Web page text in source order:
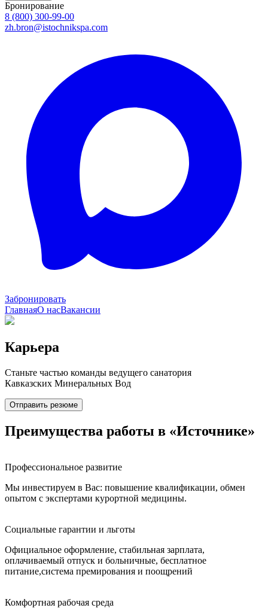
Бронирование
8 (800) 300-99-00
zh.bron@istochnikspa.com
Забронировать
ГлавнаяО насВакансии
Карьера
Станьте частью команды ведущего санатория
Кавказских Минеральных Вод
Отправить резюме
Преимущества работы в «Источнике»
Профессиональное развитие
Мы инвестируем в Вас: повышение квалификации, обмен
опытом с экспертами курортной медицины.
Социальные гарантии и льготы
Официальное оформление, стабильная зарплата,
оплачиваемый отпуск и больничные, бесплатное
питание,система премирования и поощрений
Комфортная рабочая среда